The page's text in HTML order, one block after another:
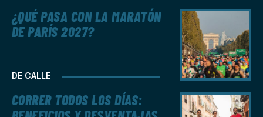
DE CALLE
¿QUÉ PASA CON LA MARATÓN
DE PARÍS 2027?
CORRER TODOS LOS DÍAS: